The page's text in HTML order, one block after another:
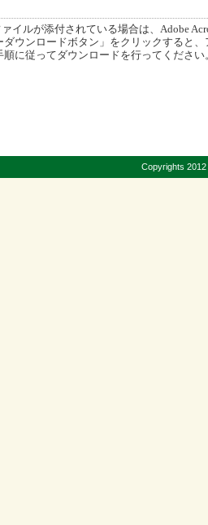
イルが添付されている場合は、Adobe
ウンロードボタン」をクリックすると
に従ってダウンロードを行ってください
Copyrights